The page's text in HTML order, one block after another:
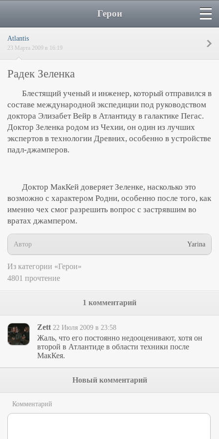
Герои
Atlantis
23 Марта 2009 в 16:19
Радек Зеленка
Блестящий ученый и инженер, который отправился в
составе международной экспедиции под руководством
доктора Элизабет Вейр в Атлантиду в галактике Пегас.
Доктор Зеленка родом из Чехии, он один из лучших
экспертов в технологии Древних, особенно в устройстве
падл-джамперов.
Доктор МакКей доверяет Зеленке, насколько это
возможно с характером Родни, особенно после того, как
именно чех смог разрешить вопрос с застрявшим во
вратах джампером.
Автор Yarina
Из категории «Герои»
4801 прочтение
1 комментарий
Zett22 Июля 2009 в 23:58
Жаль, что его постоянно недооценивают, хотя он
второй в Атлантиде в области техники после
МакКея.
Новый комментарий
Комментарий